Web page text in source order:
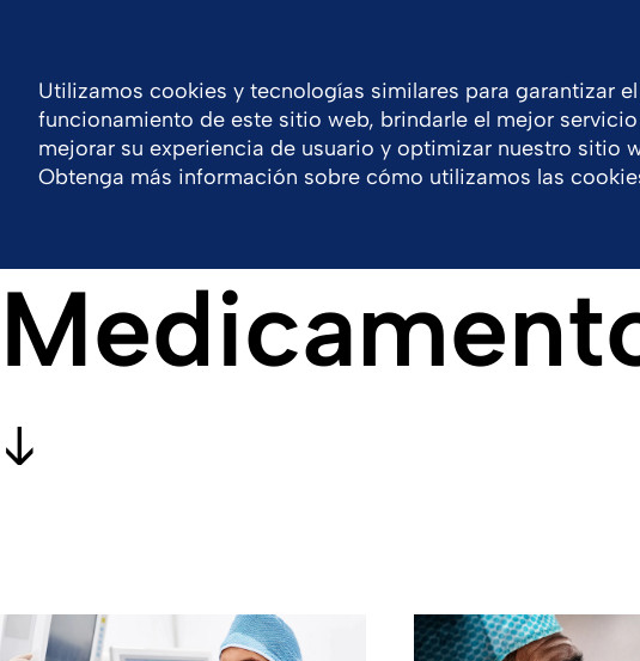
Compañía Portafolio Trabaja con nosotros
Utilizamos cookies y tecnologías similares para garantizar
funcionamiento de este sitio web, brindarle el mejor
mejorar su experiencia de usuario y optimizar nuestro sitio
Obtenga más información sobre cómo utilizamos las